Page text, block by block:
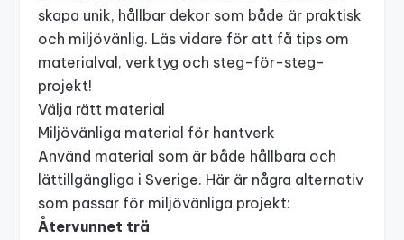
skapa unik, hållbar dekor som både är praktisk
och miljövänlig. Läs vidare för att få tips om
materialval, verktyg och steg-för-steg-
projekt!
Välja rätt material
Miljövänliga material för hantverk
Använd material som är både hållbara och
lättillgängliga i Sverige. Här är några alternativ
som passar för miljövänliga projekt:
Återvunnet trä